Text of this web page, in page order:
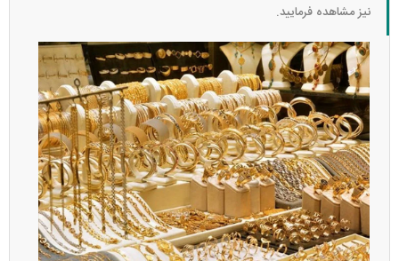
نیز مشاهده فرمایید.